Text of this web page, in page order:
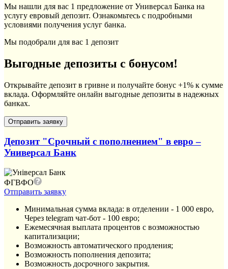
Мы нашли для вас 1 предложение от Универсал Банка на
услугу евровый депозит. Ознакомьтесь с подробными
условиями получения услуг банка.
Мы подобрали для вас 1 депозит
Выгодные депозиты с бонусом!
Открывайте депозит в гривне и получайте бонус +1% к сумме
вклада. Оформляйте онлайн выгодные депозиты в надежных
банках.
Депозит "Срочный с пополнением" в евро –
Универсал Банк
ФГВФО
Отправить заявку
Минимальная сумма вклада: в отделении - 1 000 евро,
Через telegram чат-бот - 100 евро;
Ежемесячная выплата процентов с возможностью
капитализации;
Возможность автоматического продления;
Возможность пополнения депозита;
Возможность досрочного закрытия.